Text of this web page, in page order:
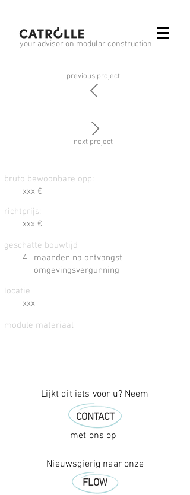
your advisor on modular construction
previous project
next project
next project
bruto bewoonbare opp:
xxx €
richtprijs:
xxx €
geschatte bouwtijd
4
maanden na ontvangst
omgevingsvergunning
locatie
xxx
module materiaal
Lijkt dit iets voor u? Neem
CONTACT
met ons op
Nieuwsgierig naar onze
FLOW